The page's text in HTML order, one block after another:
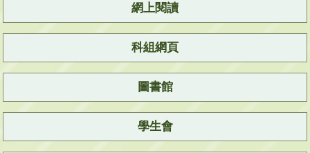
網上閱讀
科組網頁
圖書館
學生會